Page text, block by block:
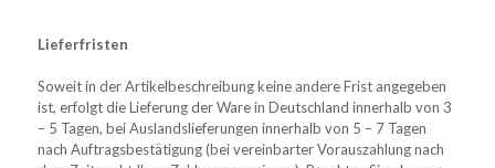
Lieferfristen
Soweit in der Artikelbeschreibung keine andere Frist angegeben
ist, erfolgt die Lieferung der Ware in Deutschland innerhalb von 3
– 5 Tagen, bei Auslandslieferungen innerhalb von 5 – 7 Tagen
nach Auftragsbestätigung (bei vereinbarter Vorauszahlung nach